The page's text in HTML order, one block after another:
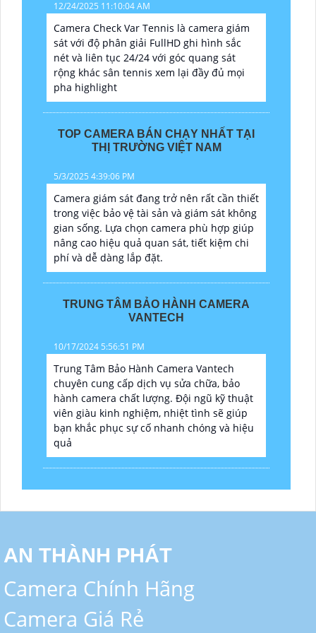
12/24/2025 11:10:04 AM
Camera Check Var Tennis là camera giám
sát với độ phân giải FullHD ghi hình sắc
nét và liên tục 24/24 với góc quang sát
rộng khác sân tennis xem lại đầy đủ mọi
pha highlight
TOP CAMERA BÁN CHẠY NHẤT TẠI
THỊ TRƯỜNG VIỆT NAM
5/3/2025 4:39:06 PM
Camera giám sát đang trở nên rất cần thiết
trong việc bảo vệ tài sản và giám sát không
gian sống. Lựa chọn camera phù hợp giúp
nâng cao hiệu quả quan sát, tiết kiệm chi
phí và dễ dàng lắp đặt.
TRUNG TÂM BẢO HÀNH CAMERA
VANTECH
10/17/2024 5:56:51 PM
Trung Tâm Bảo Hành Camera Vantech
chuyên cung cấp dịch vụ sửa chữa, bảo
hành camera chất lượng. Đội ngũ kỹ thuật
viên giàu kinh nghiệm, nhiệt tình sẽ giúp
bạn khắc phục sự cố nhanh chóng và hiệu
quả
AN THÀNH PHÁT
Camera Chính Hãng
Camera Giá Rẻ